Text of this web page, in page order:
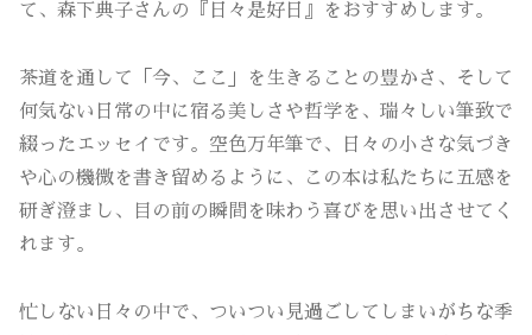
て、森下典子さんの『日々是好日』をおすすめします。
茶道を通して「今、ここ」を生きることの豊かさ、そして
何気ない日常の中に宿る美しさや哲学を、瑞々しい筆致で
綴ったエッセイです。空色万年筆で、日々の小さな気づき
や心の機微を書き留めるように、この本は私たちに五感を
研ぎ澄まし、目の前の瞬間を味わう喜びを思い出させてく
れます。
忙しない日々の中で、ついつい見過ごしてしまいがちな季